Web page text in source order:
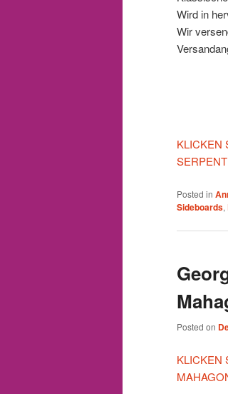
Wird in
Wir
KLICKEN
Posted in
Sideboards,
Posted on
KLICKEN